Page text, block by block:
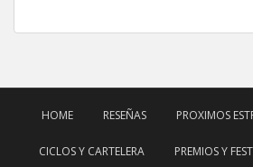
HOME RESEÑAS PROXIMOS
CICLOS Y CARTELERA PREMIOS Y